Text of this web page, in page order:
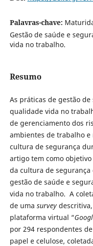
Palavras-chave:
Gestão de saúde e
vida no trabalho.
Resumo
As práticas de gestão
qualidade vida no
de gerenciamento dos
ambientes de trabalho
cultura de segurança
artigo tem como
da cultura de segurança
gestão de saúde e
vida no trabalho. A
de uma survey
plataforma virtual “
por 294 respondentes
papel e celulose,